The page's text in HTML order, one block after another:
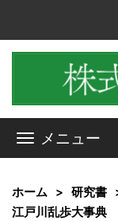
メニュー
ホーム 研究書
江戸川乱歩大事典